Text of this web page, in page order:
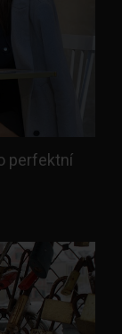
perfektní